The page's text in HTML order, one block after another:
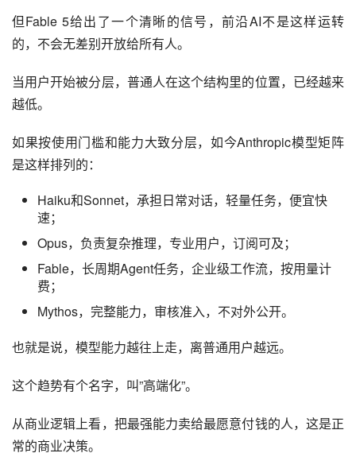
但Fable 5给出了一个清晰的信号，前沿AI不是这样运转
的，不会无差别开放给所有人。
当用户开始被分层，普通人在这个结构里的位置，已经越来
越低。
如果按使用门槛和能力大致分层，如今Anthropic模型矩阵
是这样排列的：
Haiku和Sonnet，承担日常对话，轻量任务，便宜快
速；
Opus，负责复杂推理，专业用户，订阅可及；
Fable，长周期Agent任务，企业级工作流，按用量计
费；
Mythos，完整能力，审核准入，不对外公开。
也就是说，模型能力越往上走，离普通用户越远。
这个趋势有个名字，叫”高端化”。
从商业逻辑上看，把最强能力卖给最愿意付钱的人，这是正
常的商业决策。